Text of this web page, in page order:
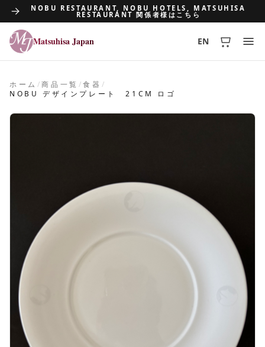
NOBU RESTAURANT, NOBU HOTELS, MATSUHISA
RESTAURANT 関係者様はこちら
Matsuhisa Japan
Matsuhisa Japan EN
ホーム /商品一覧 /食器 /
NOBU デザインプレート 21CM ロゴ